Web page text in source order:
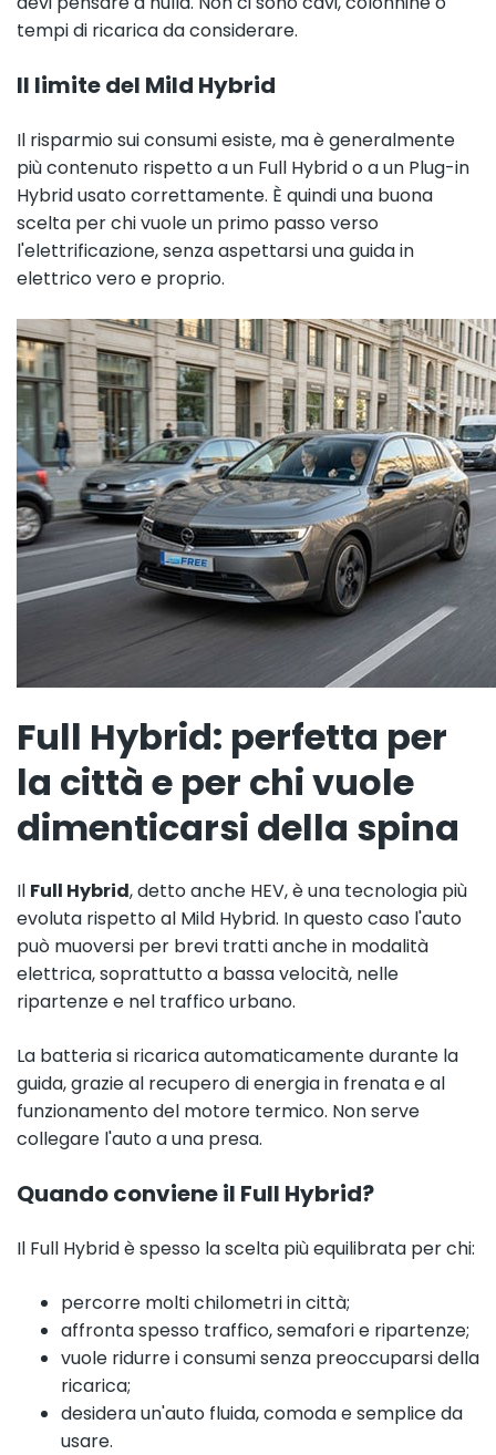
tempi di ricarica da considerare.
Il limite del Mild Hybrid
Il risparmio sui consumi esiste, ma è generalmente
più contenuto rispetto a un Full Hybrid o a un Plug-in
Hybrid usato correttamente. È quindi una buona
scelta per chi vuole un primo passo verso
l'elettrificazione, senza aspettarsi una guida in
elettrico vero e proprio.
Full Hybrid: perfetta per
la città e per chi vuole
dimenticarsi della spina
Il Full Hybrid, detto anche HEV, è una tecnologia più
evoluta rispetto al Mild Hybrid. In questo caso l'auto
può muoversi per brevi tratti anche in modalità
elettrica, soprattutto a bassa velocità, nelle
ripartenze e nel traffico urbano.
La batteria si ricarica automaticamente durante la
guida, grazie al recupero di energia in frenata e al
funzionamento del motore termico. Non serve
collegare l'auto a una presa.
Quando conviene il Full Hybrid?
Il Full Hybrid è spesso la scelta più equilibrata per chi:
percorre molti chilometri in città;
affronta spesso traffico, semafori e ripartenze;
vuole ridurre i consumi senza preoccuparsi della
ricarica;
desidera un'auto fluida, comoda e semplice da
usare.